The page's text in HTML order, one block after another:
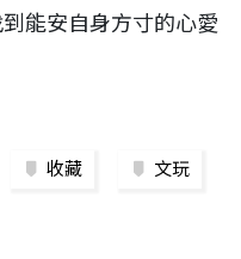
能安自身方寸的心愛
收藏 文玩